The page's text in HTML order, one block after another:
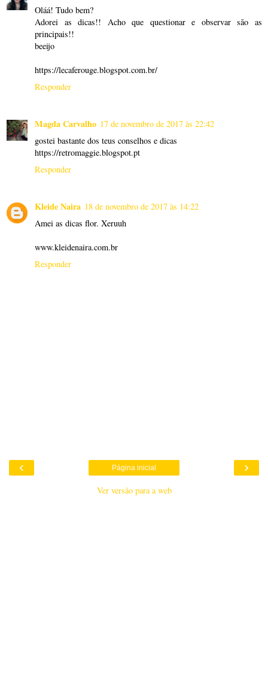
Oláá! Tudo bem?
Adorei as dicas!! Acho que questionar e observar são as
principais!!
beeijo
https://lecaferouge.blogspot.com.br/
Responder
Magda Carvalho 17 de novembro de 2017 às 22:42
gostei bastante dos teus conselhos e dicas
https://retromaggie.blogspot.pt
Responder
Kleide Naira 18 de novembro de 2017 às 14:22
Amei as dicas flor. Xeruuh
www.kleidenaira.com.br
Responder
‹ ›
Página inicial
Ver versão para a web